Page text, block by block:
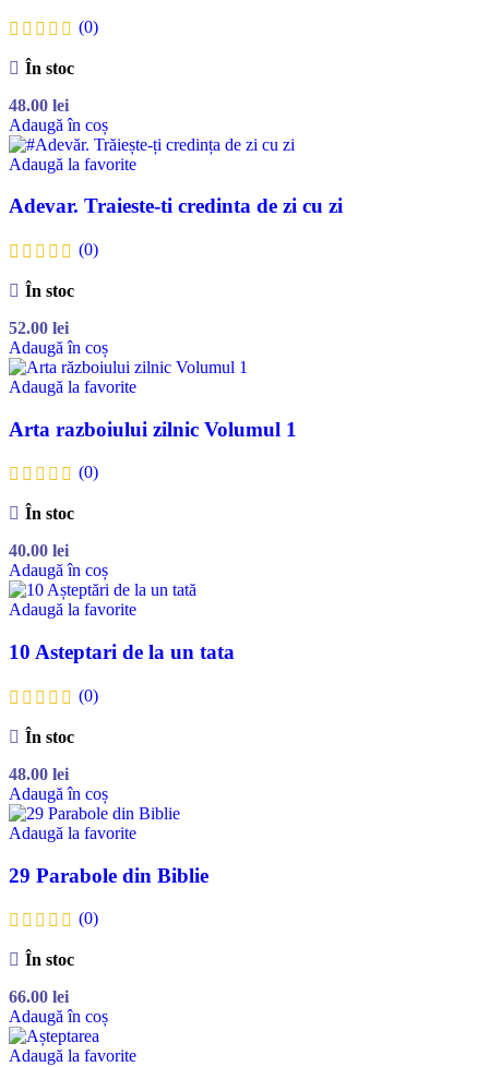
(0)
În stoc
48.00 lei
Adaugă în coș
Adaugă la favorite
Adevar. Traieste-ti credinta de zi cu zi
(0)
În stoc
52.00 lei
Adaugă în coș
Adaugă la favorite
Arta razboiului zilnic Volumul 1
(0)
În stoc
40.00 lei
Adaugă în coș
Adaugă la favorite
10 Asteptari de la un tata
(0)
În stoc
48.00 lei
Adaugă în coș
Adaugă la favorite
29 Parabole din Biblie
(0)
În stoc
66.00 lei
Adaugă în coș
Adaugă la favorite